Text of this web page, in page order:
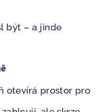
být – a jinde